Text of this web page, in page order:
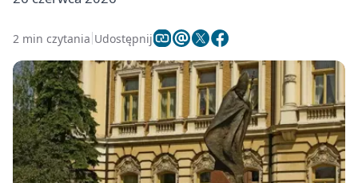
2 min czytania Udostępnij